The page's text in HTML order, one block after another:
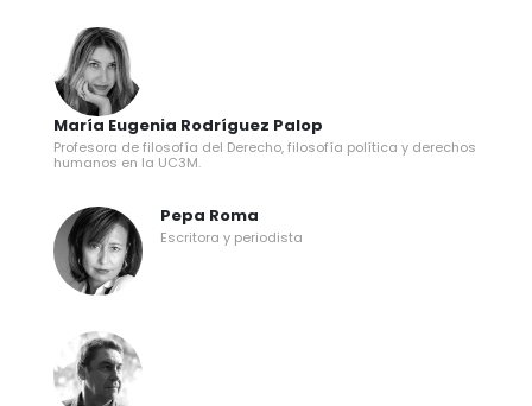
María Eugenia Rodríguez Palop
Profesora de filosofía del Derecho, filosofía política y derechos
humanos en la UC3M.
Pepa Roma
Escritora y periodista